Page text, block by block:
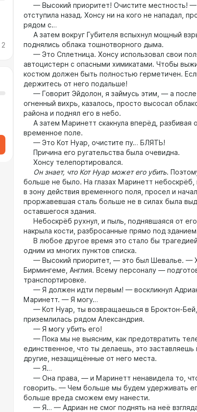
2
— Высокий приоритет! Очистите местность! —
отступила назад. Хонсу ни на кого не нападал,
рядом с…
А затем вокруг Губителя вспыхнул мощный
поднялись облака тошнотворного дыма.
— Это Сплетница. Хонсу использовал свои
автоцистерн с опасными химикатами. Чтобы
костюм должен быть полностью герметичен.
держитесь от него подальше!
— Говорит Эйдолон, я займусь этим, — а после
огненный вихрь, казалось, просто высосал
района и поднял его в небо.
А затем Маринетт скакнула вперёд, разбивая
временное поле.
— Это Кот Нуар, очистите пу… БЛЯТЬ!
Причина его ругательства была очевидна.
Хонсу телепортировался.
Он знает, что Кот Нуар может его убить.
больше не было. На глазах Маринетт небоскрёб,
в зону действия временного поля, просел и
проржавевшая сталь больше не в силах была
оставшегося здания.
Небоскрёб рухнул, и пыль, поднявшаяся от
накрыла кости, разбросанные прямо под
В любое другое время это стало бы
одним из многих пунктов списка.
— Высокий приоритет, — это был Шевалье. —
Бирмингеме, Англия. Всему персоналу —
транспортировке.
— Я должен идти первым! — воскликнул
Маринетт. — Я могу…
— Кот Нуар, ты возвращаешься в Броктон-
приземлилась рядом Александрия.
— Я могу убить его!
— Пока мы не выясним, как предотвратить
единственное, что ты делаешь, это
другие, незащищённые от него места.
— Я…
— Она права, — и Маринетт ненавидела то,
говорить. — Чем больше мы будем удерживать
больше вреда сможем ему нанести.
— Я… — Адриан не смог поднять на неё